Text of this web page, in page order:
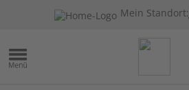
Mein Standort: